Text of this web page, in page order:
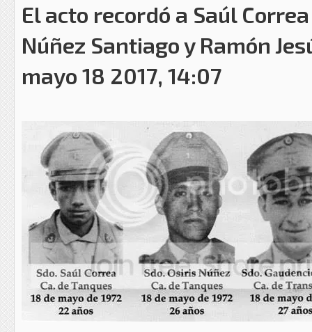
El acto recordó a Saúl
Núñez Santiago y Ramón
mayo 18 2017, 14:07